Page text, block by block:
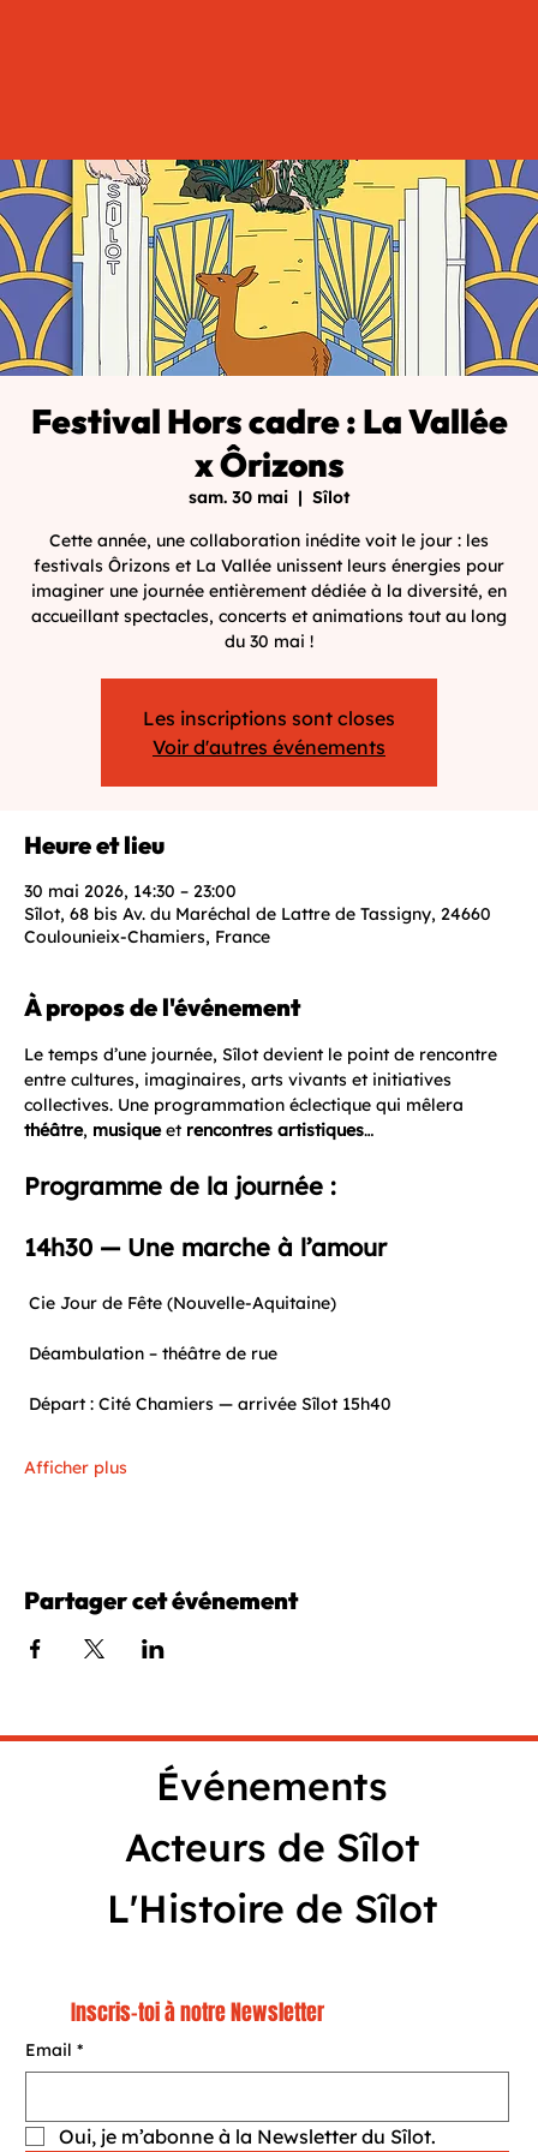
Festival Hors cadre : La Vallée
x Ôrizons
sam. 30 mai
  |
Sîlot
Cette année, une collaboration inédite voit le jour : les
festivals Ôrizons et La Vallée unissent leurs énergies pour
imaginer une journée entièrement dédiée à la diversité, en
accueillant spectacles, concerts et animations tout au long
du 30 mai !
Les inscriptions sont closes
Voir d'autres événements
Heure et lieu
30 mai 2026, 14:30 – 23:00
Sîlot, 68 bis Av. du Maréchal de Lattre de Tassigny, 24660
Coulounieix-Chamiers, France
À propos de l'événement
Le temps d’une journée, Sîlot devient le point de rencontre
entre cultures, imaginaires, arts vivants et initiatives
collectives. Une programmation éclectique qui mêlera
théâtre, musique et rencontres artistiques…
Programme de la journée :
14h30 — Une marche à l’amour
Cie Jour de Fête (Nouvelle-Aquitaine)
Déambulation – théâtre de rue
Départ : Cité Chamiers — arrivée Sîlot 15h40
Afficher plus
Partager cet événement
Événements
Acteurs de Sîlot
L'Histoire de Sîlot
Email *
Oui, je m’abonne à la Newsletter du Sîlot.
Inscris-toi à notre Newsletter